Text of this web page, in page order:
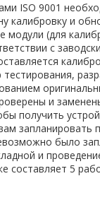
ISO 9001
калибровку и
модули (для
с
тестирования,
и
получить
запланировать
было
и
составляет 5